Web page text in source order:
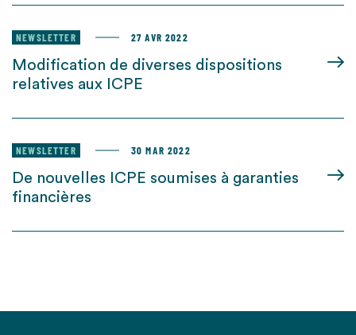
NEWSLETTER 27 AVR 2022
Modification de diverses dispositions
relatives aux ICPE
NEWSLETTER 30 MAR 2022
De nouvelles ICPE soumises à garanties
financières